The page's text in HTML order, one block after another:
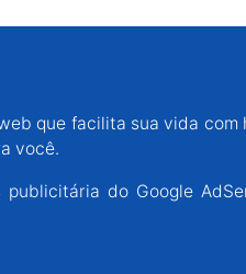
que facilita sua vida
você.
do Google